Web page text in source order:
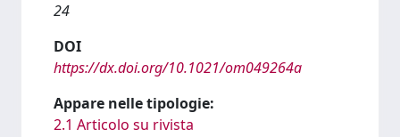
24
DOI
https://dx.doi.org/10.1021/om049264a
Appare nelle tipologie:
2.1 Articolo su rivista